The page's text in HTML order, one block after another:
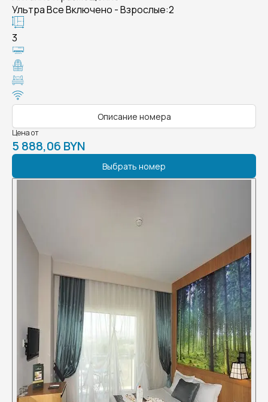
Ультра Все Включено - Взрослые:2
3
Описание номера
Цена от
5 888,06 BYN
Выбрать номер